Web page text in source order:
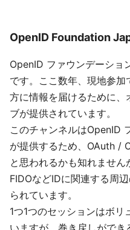
OpenID Foundation
OpenID ファウンデーショ
です。ここ数年、現地参
方に情報を届けるために、
ブが提供されています。
このチャンネルはOpenID
が提供するため、OAuth /
と思われるかも知れません
FIDOなどIDに関連する周
られています。
1つ1つのセッションはボ
いますが、巻き戻しがで